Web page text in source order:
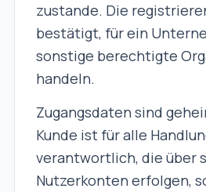
zustande. Die
bestätigt, für ein
sonstige berechtigte
handeln.
Zugangsdaten sind
Kunde ist für alle
verantwortlich, die über
Nutzerkonten erfolgen,